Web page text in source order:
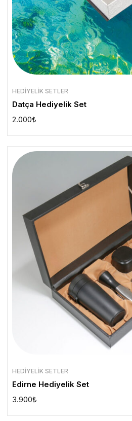
HEDIYELIK SETLER
Datça Hediyelik Set
2.000₺
HEDIYELIK SETLER
Edirne Hediyelik Set
3.900₺